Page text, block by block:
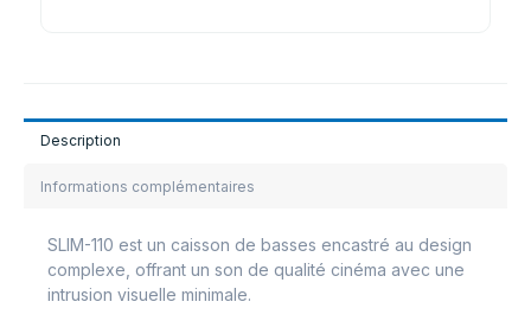
Description
Informations complémentaires
SLIM-110 est un caisson de basses encastré au design
complexe, offrant un son de qualité cinéma avec une
intrusion visuelle minimale.